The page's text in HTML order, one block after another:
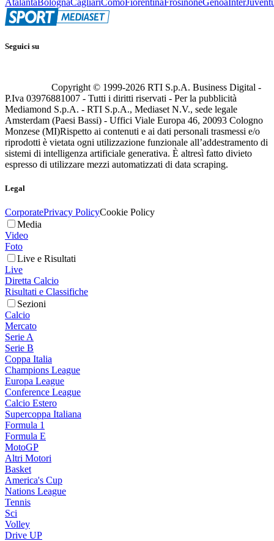
Atalanta BolognaCagliariComoFiorentina FrosinoneGenoa Inter
Seguici su
Copyright © 1999-2026 RTI S.p.A. Business Digital -
P.Iva 03976881007 - Tutti i diritti riservati - Per la pubblicità
Mediamond S.p.A. - RTI S.p.A., Mediaset N.V., sede legale
Amsterdam (Paesi Bassi) - Uffici Viale Europa 46, 20093 Cologno
Monzese (MI)Rispetto ai contenuti e ai dati personali trasmessi e/o
riprodotti è vietata ogni utilizzazione funzionale all’addestramento di
sistemi di intelligenza artificiale generativa. È altresì fatto divieto
espresso di utilizzare mezzi automatizzati di data scraping.
Legal
CorporatePrivacy PolicyCookie Policy
Media
Video
Foto
Live e Risultati
Live
Diretta Calcio
Risultati e Classifiche
Sezioni
Calcio
Mercato
Serie A
Serie B
Coppa Italia
Champions League
Europa League
Conference League
Calcio Estero
Supercoppa Italiana
Formula 1
Formula E
MotoGP
Altri Motori
Basket
America's Cup
Nations League
Tennis
Sci
Volley
Drive UP